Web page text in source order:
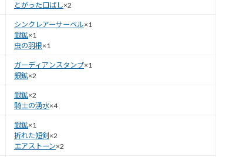
とがった口ばし×2
シンクレアーサーベル×1
銀鉱×1
虫の羽根×1
ガーディアンスタンプ×1
銀鉱×2
銀鉱×2
騎士の湧水×4
銀鉱×1
折れた短剣 ×2
エアストーン×2